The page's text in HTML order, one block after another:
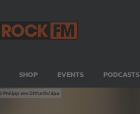
SHOP EVENTS PODCASTS
Philipp von Ditfurth/dpa